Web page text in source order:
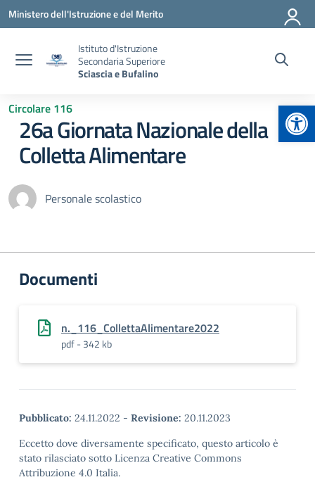
Vai ai contenuti
Vai al menu di navigazione
Vai al footer
Ministero dell'Istruzione e del Merito
Istituto d'Istruzione
Secondaria Superiore
Sciascia e Bufalino
Circolare 116
26a Giornata Nazionale della
Colletta Alimentare
Personale scolastico
Documenti
n._116_CollettaAlimentare2022
pdf - 342 kb
Pubblicato: 24.11.2022 - Revisione: 20.11.2023
Eccetto dove diversamente specificato, questo articolo è
stato rilasciato sotto Licenza Creative Commons
Attribuzione 4.0 Italia.